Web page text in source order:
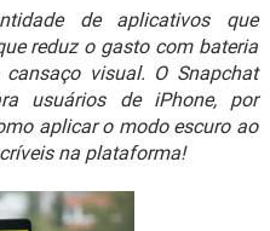
GMAIL
EXCEL
GMAIL
WHATSAPP
FACEBOOK
EXCEL
GMAIL
de aplicativos que
reduz o gasto com bateria
visual. O Snapchat
usuários de iPhone, por
aplicar o modo escuro ao
na plataforma!